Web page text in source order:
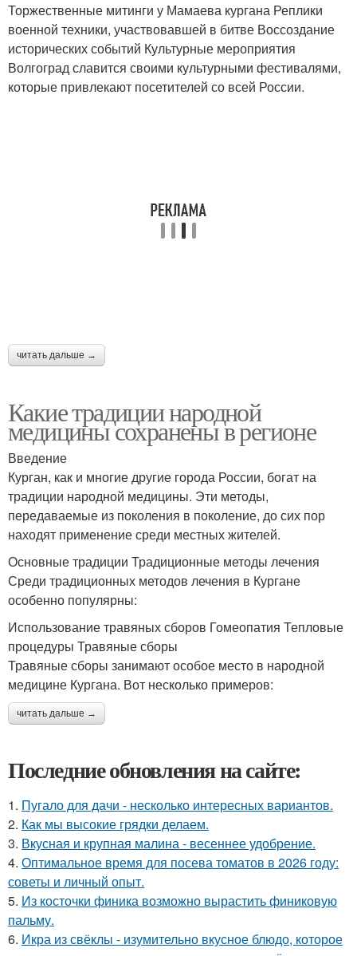
Торжественные митинги у Мамаева кургана Реплики
военной техники, участвовавшей в битве Воссоздание
исторических событий Культурные мероприятия
Волгоград славится своими культурными фестивалями,
которые привлекают посетителей со всей России.
читать дальше →
Какие традиции народной
медицины сохранены в регионе
Введение
Курган, как и многие другие города России, богат на
традиции народной медицины. Эти методы,
передаваемые из поколения в поколение, до сих пор
находят применение среди местных жителей.
Основные традиции Традиционные методы лечения
Среди традиционных методов лечения в Кургане
особенно популярны:
Использование травяных сборов Гомеопатия Тепловые
процедуры Травяные сборы
Травяные сборы занимают особое место в народной
медицине Кургана. Вот несколько примеров:
читать дальше →
Последние обновления на сайте:
1. Пугало для дачи - несколько интересных вариантов.
2. Как мы высокие грядки делаем.
3. Вкусная и крупная малина - весеннее удобрение.
4. Оптимальное время для посева томатов в 2026 году:
советы и личный опыт.
5. Из косточки финика возможно вырастить финиковую
пальму.
6. Икра из свёклы - изумительно вкусное блюдо, которое